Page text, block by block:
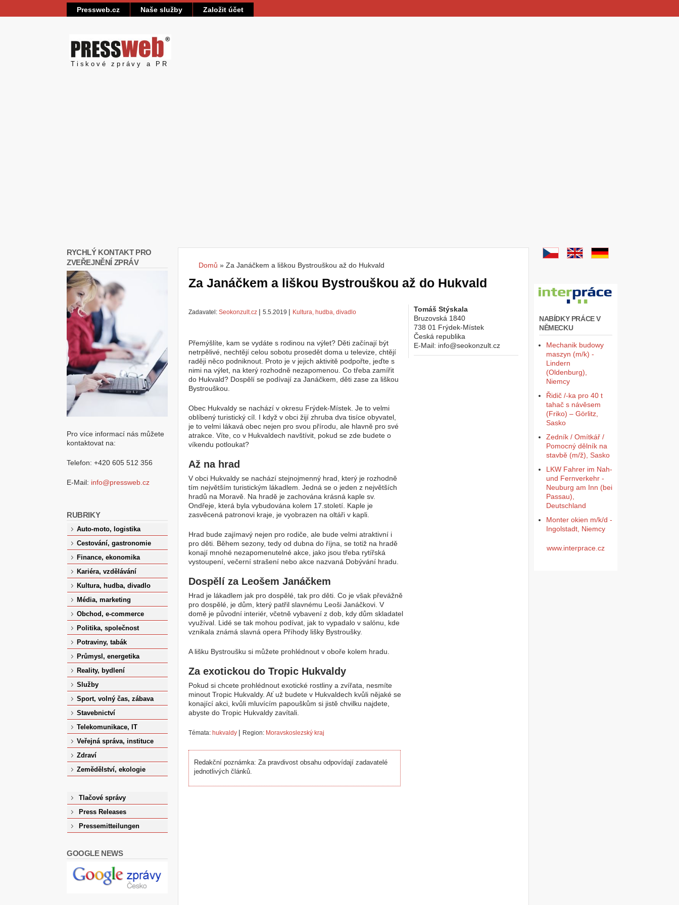
Pressweb.cz Naše služby Založit účet
Pressweb
Tiskové zprávy a PR
Jste zde
Domů » Za Janáčkem a liškou Bystrouškou až do Hukvald
Za Janáčkem a liškou Bystrouškou až do Hukvald
Zadavatel: Seokonzult.cz | 5.5.2019 | Kultura, hudba, divadlo
Přemýšlíte, kam se vydáte s rodinou na výlet? Děti začínají být
netrpělivé, nechtějí celou sobotu prosedět doma u televize, chtějí
raději něco podniknout. Proto je v jejich aktivitě podpořte, jeďte s
nimi na výlet, na který rozhodně nezapomenou. Co třeba zamířit
do Hukvald? Dospělí se podívají za Janáčkem, děti zase za liškou
Bystrouškou.
Obec Hukvaldy se nachází v okresu Frýdek-Místek. Je to velmi
oblíbený turistický cíl. I když v obci žijí zhruba dva tisíce obyvatel,
je to velmi lákavá obec nejen pro svou přírodu, ale hlavně pro své
atrakce. Víte, co v Hukvaldech navštívit, pokud se zde budete o
víkendu potloukat?
Až na hrad
V obci Hukvaldy se nachází stejnojmenný hrad, který je rozhodně
tím největším turistickým lákadlem. Jedná se o jeden z největších
hradů na Moravě. Na hradě je zachována krásná kaple sv.
Ondřeje, která byla vybudována kolem 17.století. Kaple je
zasvěcená patronovi kraje, je vyobrazen na oltáři v kapli.
Hrad bude zajímavý nejen pro rodiče, ale bude velmi atraktivní i
pro děti. Během sezony, tedy od dubna do října, se totiž na hradě
konají mnohé nezapomenutelné akce, jako jsou třeba rytířská
vystoupení, večerní strašení nebo akce nazvaná Dobývání hradu.
Dospělí za Leošem Janáčkem
Hrad je lákadlem jak pro dospělé, tak pro děti. Co je však převážně
pro dospělé, je dům, který patřil slavnému Leoši Janáčkovi. V
domě je původní interiér, včetně vybavení z dob, kdy dům skladatel
využíval. Lidé se tak mohou podívat, jak to vypadalo v salónu, kde
vznikala známá slavná opera Příhody lišky Bystroušky.
A lišku Bystroušku si můžete prohlédnout v oboře kolem hradu.
Za exotickou do Tropic Hukvaldy
Pokud si chcete prohlédnout exotické rostliny a zvířata, nesmíte
minout Tropic Hukvaldy. Ať už budete v Hukvaldech kvůli nějaké se
konající akci, kvůli mluvícím papouškům si jistě chvilku najdete,
abyste do Tropic Hukvaldy zavítali.
Témata: hukvaldy | Region: Moravskoslezský kraj
Redakční poznámka: Za pravdivost obsahu odpovídají zadavatelé
jednotlivých článků.
Tomáš Stýskala
Bruzovská 1840
738 01 Frýdek-Místek
Česká republika
E-Mail: info@seokonzult.cz
RYCHLÝ KONTAKT PRO
ZVEŘEJNĚNÍ ZPRÁV
Pro více informací nás můžete
kontaktovat na:
Telefon: +420 605 512 356
E-Mail: info@pressweb.cz
RUBRIKY
Auto-moto, logistika
Cestování, gastronomie
Finance, ekonomika
Kariéra, vzdělávání
Kultura, hudba, divadlo
Média, marketing
Obchod, e-commerce
Politika, společnost
Potraviny, tabák
Průmysl, energetika
Reality, bydlení
Služby
Sport, volný čas, zábava
Stavebnictví
Telekomunikace, IT
Veřejná správa, instituce
Zdraví
Zemědělství, ekologie
Tlačové správy
Press Releases
Pressemitteilungen
GOOGLE NEWS
NABÍDKY PRÁCE V
NĚMECKU
Mechanik budowy
maszyn (m/k) -
Lindern
(Oldenburg),
Niemcy
Řidič /-ka pro 40 t
tahač s návěsem
(Friko) – Görlitz,
Sasko
Zedník / Omítkář /
Pomocný dělník na
stavbě (m/ž), Sasko
LKW Fahrer im Nah-
und Fernverkehr -
Neuburg am Inn (bei
Passau),
Deutschland
Monter okien m/k/d -
Ingolstadt, Niemcy
www.interprace.cz